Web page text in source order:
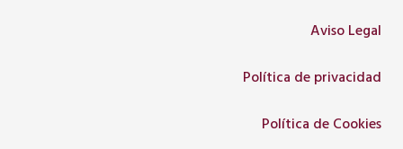
Aviso Legal
Política de privacidad
Política de Cookies